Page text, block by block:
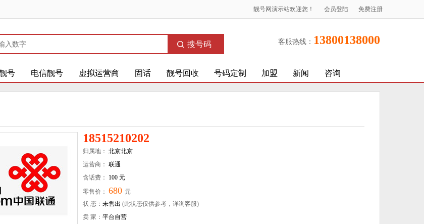
靓号网演示站欢迎您！ 会员登陆 免费注册
搜号码 客服热线： 13800138000
号 电信靓号 虚拟运营商 固话 靓号回收 号码定制 加盟 新闻 咨询
18515210202
归属地： 北京北京
运营商： 联通
含话费： 100 元
零售价： 680 元
状 态： 未售出 (此状态仅供参考，详询客服)
卖 家： 平台自营